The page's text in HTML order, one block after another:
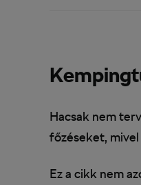
Hacsak nem
főzéseket,
Ez a cikk nem